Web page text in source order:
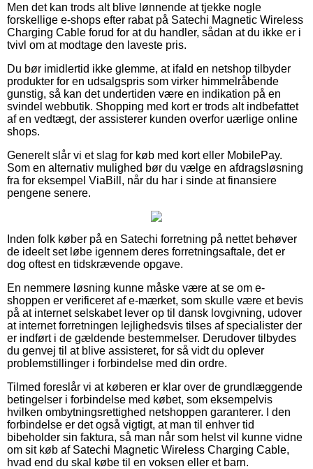
Men det kan trods alt blive lønnende at tjekke nogle
forskellige e-shops efter rabat på Satechi Magnetic Wireless
Charging Cable forud for at du handler, sådan at du ikke er i
tvivl om at modtage den laveste pris.
Du bør imidlertid ikke glemme, at ifald en netshop tilbyder
produkter for en udsalgspris som virker himmelråbende
gunstig, så kan det undertiden være en indikation på en
svindel webbutik. Shopping med kort er trods alt indbefattet
af en vedtægt, der assisterer kunden overfor uærlige online
shops.
Generelt slår vi et slag for køb med kort eller MobilePay.
Som en alternativ mulighed bør du vælge en afdragsløsning
fra for eksempel ViaBill, når du har i sinde at finansiere
pengene senere.
Inden folk køber på en Satechi forretning på nettet behøver
de ideelt set løbe igennem deres forretningsaftale, det er
dog oftest en tidskrævende opgave.
En nemmere løsning kunne måske være at se om e-
shoppen er verificeret af e-mærket, som skulle være et bevis
på at internet selskabet lever op til dansk lovgivning, udover
at internet forretningen lejlighedsvis tilses af specialister der
er indført i de gældende bestemmelser. Derudover tilbydes
du genvej til at blive assisteret, for så vidt du oplever
problemstillinger i forbindelse med din ordre.
Tilmed foreslår vi at køberen er klar over de grundlæggende
betingelser i forbindelse med købet, som eksempelvis
hvilken ombytningsrettighed netshoppen garanterer. I den
forbindelse er det også vigtigt, at man til enhver tid
bibeholder sin faktura, så man når som helst vil kunne vidne
om sit køb af Satechi Magnetic Wireless Charging Cable,
hvad end du skal købe til en voksen eller et barn.